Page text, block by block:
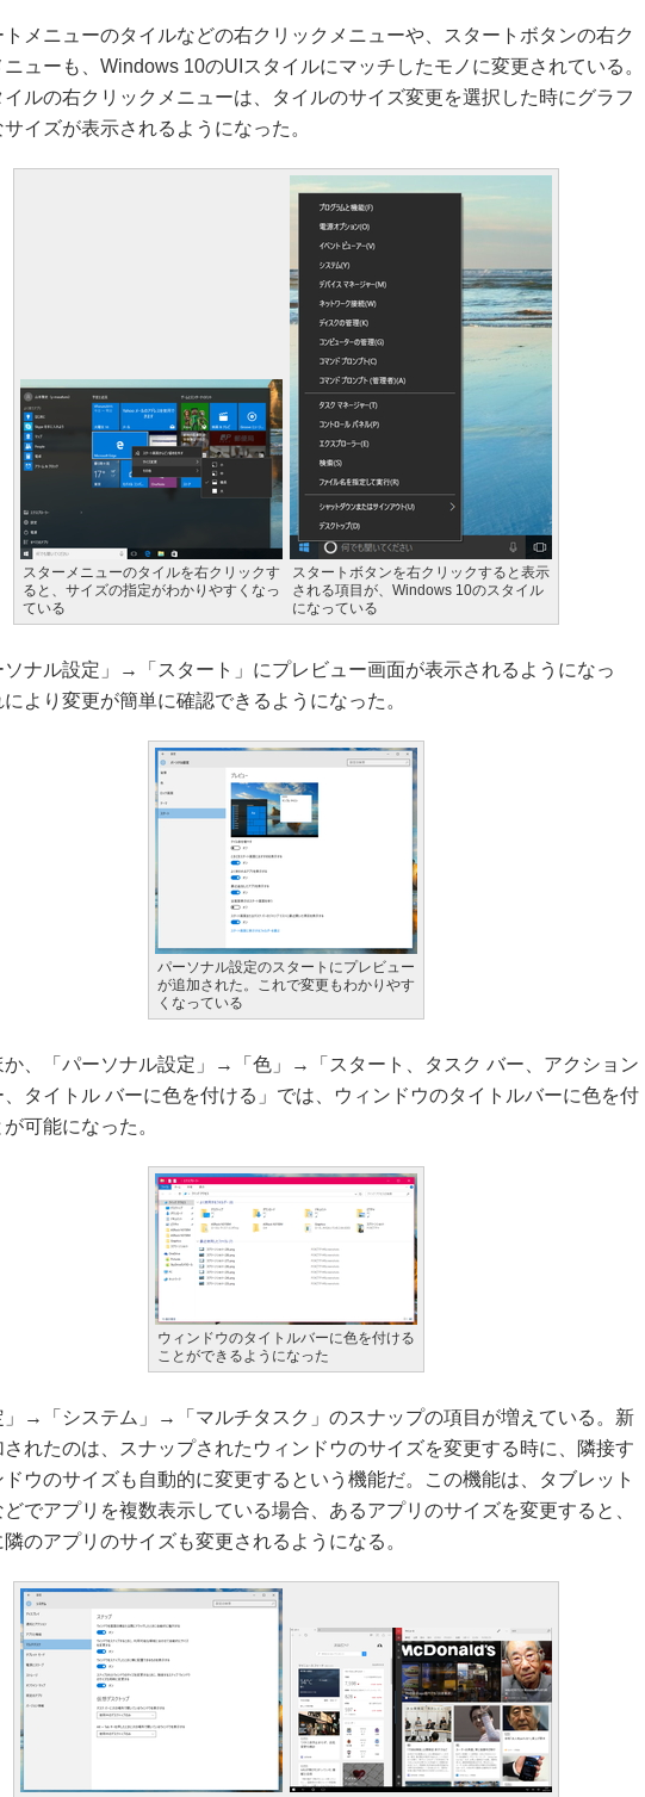
メニューのタイルなどの右クリックメニューや、スタートボタンの右ク
ニューも、Windows 10のUIスタイルにマッチしたモノに変更されている。
ルの右クリックメニューは、タイルのサイズ変更を選択した時にグラフ
サイズが表示されるようになった。
スターメニューのタイルを右クリックす
ると、サイズの指定がわかりやすくなっ
ている
スタートボタンを右クリックすると表示
される項目が、Windows 10のスタイル
になっている
ナル設定」→「スタート」にプレビュー画面が表示されるようになっ
より変更が簡単に確認できるようになった。
パーソナル設定のスタートにプレビュー
が追加された。これで変更もわかりやす
くなっている
、「パーソナル設定」→「色」→「スタート、タスク バー、アクション
、タイトル バーに色を付ける」では、ウィンドウのタイトルバーに色を付
可能になった。
ウィンドウのタイトルバーに色を付ける
ことができるようになった
→「システム」→「マルチタスク」のスナップの項目が増えている。新
されたのは、スナップされたウィンドウのサイズを変更する時に、隣接す
ドウのサイズも自動的に変更するという機能だ。この機能は、タブレット
でアプリを複数表示している場合、あるアプリのサイズを変更すると、
隣のアプリのサイズも変更されるようになる。